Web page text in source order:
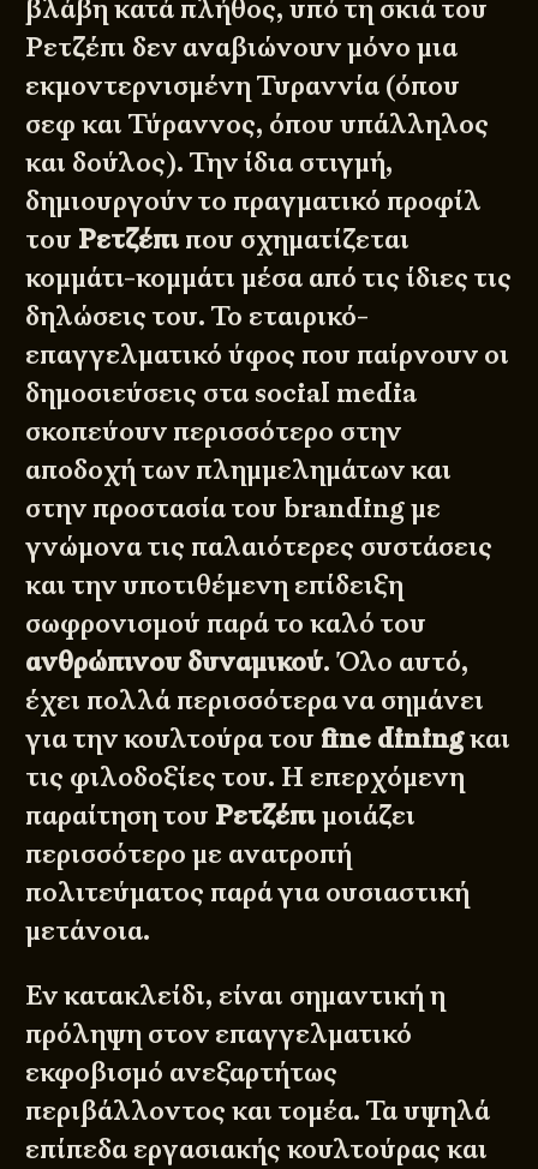
βλάβη κατά πλήθος, υπό τη σκιά του
Ρετζέπι δεν αναβιώνουν μόνο μια
εκμοντερνισμένη Τυραννία (όπου
σεφ και Τύραννος, όπου υπάλληλος
και δούλος). Την ίδια στιγμή,
δημιουργούν το πραγματικό προφίλ
του Ρετζέπι που σχηματίζεται
κομμάτι-κομμάτι μέσα από τις ίδιες τις
δηλώσεις του. Το εταιρικό-
επαγγελματικό ύφος που παίρνουν οι
δημοσιεύσεις στα social media
σκοπεύουν περισσότερο στην
αποδοχή των πλημμελημάτων και
στην προστασία του branding με
γνώμονα τις παλαιότερες συστάσεις
και την υποτιθέμενη επίδειξη
σωφρονισμού παρά το καλό του
ανθρώπινου δυναμικού. Όλο αυτό,
έχει πολλά περισσότερα να σημάνει
για την κουλτούρα του fine diningκαι
τις φιλοδοξίες του. Η επερχόμενη
παραίτηση του Ρετζέπιμοιάζει
περισσότερο με ανατροπή
πολιτεύματος παρά για ουσιαστική
μετάνοια.
Εν κατακλείδι, είναι σημαντική η
πρόληψη στον επαγγελματικό
εκφοβισμό ανεξαρτήτως
περιβάλλοντος και τομέα. Τα υψηλά
επίπεδα εργασιακής κουλτούρας και